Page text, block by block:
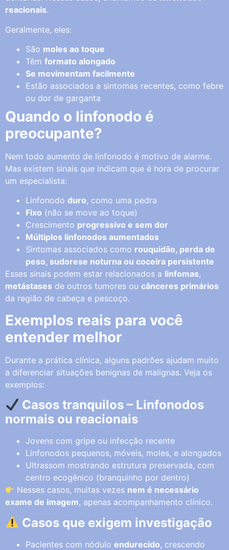
reacionais.
Geralmente, eles:
São moles ao toque
Têm formato alongado
Se movimentam facilmente
Estão associados a sintomas recentes, como febre
ou dor de garganta
Quando o linfonodo é
preocupante?
Nem todo aumento de linfonodo é motivo de alarme.
Mas existem sinais que indicam que é hora de procurar
um especialista:
Linfonodo duro, como uma pedra
Fixo (não se move ao toque)
Crescimento progressivo e sem dor
Múltiplos linfonodos aumentados
Sintomas associados como rouquidão, perda de
peso, sudorese noturna ou coceira persistente
Esses sinais podem estar relacionados a linfomas,
metástases de outros tumores ou cânceres primários
da região de cabeça e pescoço.
Exemplos reais para você
entender melhor
Durante a prática clínica, alguns padrões ajudam muito
a diferenciar situações benignas de malignas. Veja os
exemplos:
Casos tranquilos – Linfonodos
normais ou reacionais
Jovens com gripe ou infecção recente
Linfonodos pequenos, móveis, moles, e alongados
Ultrassom mostrando estrutura preservada, com
centro ecogênico (branquinho por dentro)
Nesses casos, muitas vezes nem é necessário
exame de imagem, apenas acompanhamento clínico.
Casos que exigem investigação
Pacientes com nódulo endurecido, crescendo